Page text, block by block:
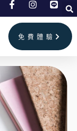
免費體驗